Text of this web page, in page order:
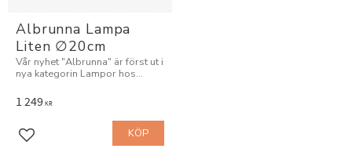
Albrunna Lampa
Liten ∅20cm
Vår nyhet "Albrunna" är först ut i
nya kategorin Lampor hos
1 249KR
Lägg till i favoriter
KÖP